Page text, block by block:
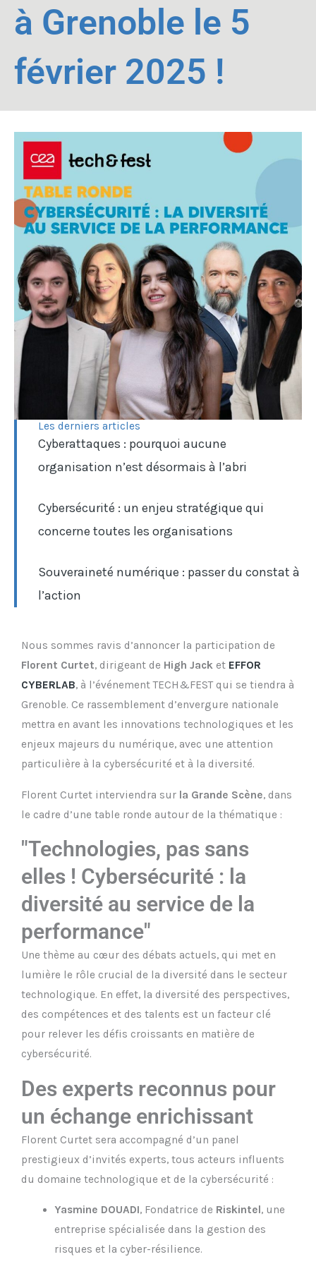
à Grenoble le 5
février 2025 !
Les derniers articles
Cyberattaques : pourquoi aucune
organisation n’est désormais à l’abri
Cybersécurité : un enjeu stratégique qui
concerne toutes les organisations
Souveraineté numérique : passer du constat à
l’action
Nous sommes ravis d’annoncer la participation de
Florent Curtet, dirigeant de High Jack et EFFOR
CYBERLAB, à l’événement TECH&FEST qui se tiendra à
Grenoble. Ce rassemblement d’envergure nationale
mettra en avant les innovations technologiques et les
enjeux majeurs du numérique, avec une attention
particulière à la cybersécurité et à la diversité.
Florent Curtet interviendra sur la Grande Scène, dans
le cadre d’une table ronde autour de la thématique :
"Technologies, pas sans
elles ! Cybersécurité : la
diversité au service de la
performance"
Une thème au cœur des débats actuels, qui met en
lumière le rôle crucial de la diversité dans le secteur
technologique. En effet, la diversité des perspectives,
des compétences et des talents est un facteur clé
pour relever les défis croissants en matière de
cybersécurité.
Des experts reconnus pour
un échange enrichissant
Florent Curtet sera accompagné d’un panel
prestigieux d’invités experts, tous acteurs influents
du domaine technologique et de la cybersécurité :
Yasmine DOUADI, Fondatrice de Riskintel, une
entreprise spécialisée dans la gestion des
risques et la cyber-résilience.